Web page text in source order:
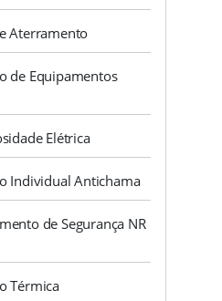
Aterramento
de Equipamentos
Elétrica
Individual Antichama
de Segurança NR
Térmica